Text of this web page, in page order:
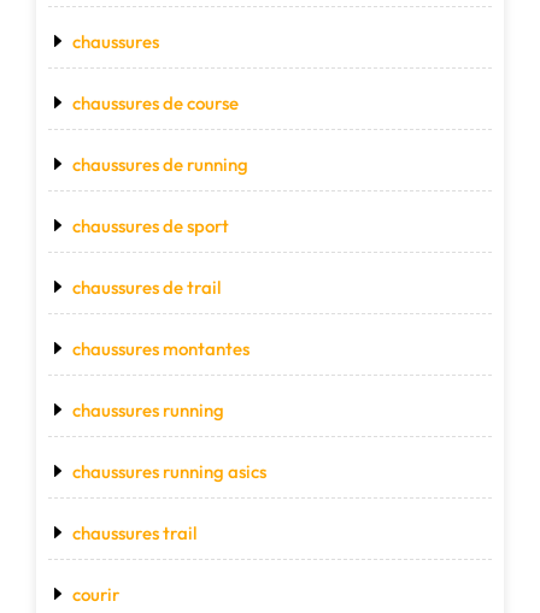
chaussures
chaussures de course
chaussures de running
chaussures de sport
chaussures de trail
chaussures montantes
chaussures running
chaussures running asics
chaussures trail
courir